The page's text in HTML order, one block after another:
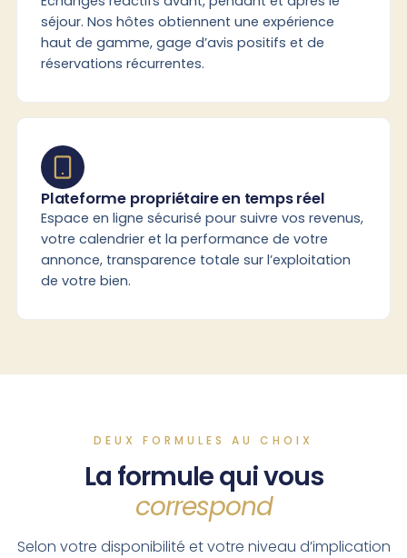
séjour. Nos hôtes obtiennent une expérience
haut de gamme, gage d’avis positifs et de
réservations récurrentes.
Plateforme propriétaire en temps réel
Espace en ligne sécurisé pour suivre vos revenus,
votre calendrier et la performance de votre
annonce, transparence totale sur l’exploitation
de votre bien.
DEUX FORMULES AU CHOIX
La formule qui vous
correspond
Selon votre disponibilité et votre niveau d’implication